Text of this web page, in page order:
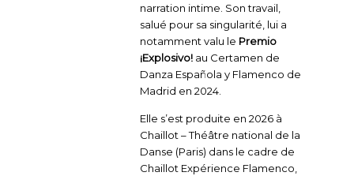
narration intime. Son travail,
salué pour sa singularité, lui a
notamment valu le Premio
¡Explosivo! au Certamen de
Danza Española y Flamenco de
Madrid en 2024.
Elle s’est produite en 2026 à
Chaillot – Théâtre national de la
Danse (Paris) dans le cadre de
Chaillot Expérience Flamenco,